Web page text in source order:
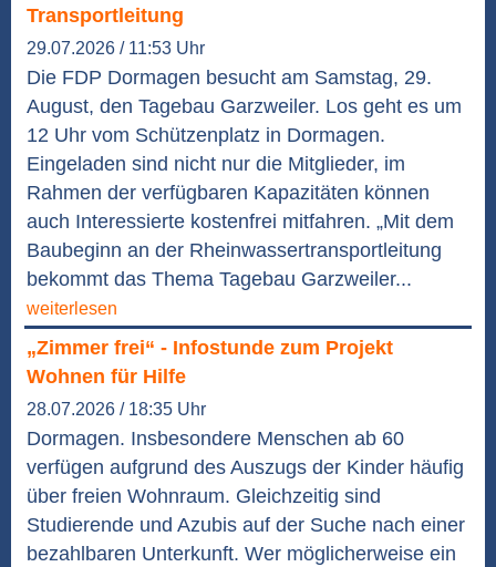
Transportleitung
29.07.2026 / 11:53 Uhr
Die FDP Dormagen besucht am Samstag, 29.
August, den Tagebau Garzweiler. Los geht es um
12 Uhr vom Schützenplatz in Dormagen.
Eingeladen sind nicht nur die Mitglieder, im
Rahmen der verfügbaren Kapazitäten können
auch Interessierte kostenfrei mitfahren. „Mit dem
Baubeginn an der Rheinwassertransportleitung
bekommt das Thema Tagebau Garzweiler...
weiterlesen
„Zimmer frei“ - Infostunde zum Projekt
Wohnen für Hilfe
28.07.2026 / 18:35 Uhr
Dormagen. Insbesondere Menschen ab 60
verfügen aufgrund des Auszugs der Kinder häufig
über freien Wohnraum. Gleichzeitig sind
Studierende und Azubis auf der Suche nach einer
bezahlbaren Unterkunft. Wer möglicherweise ein